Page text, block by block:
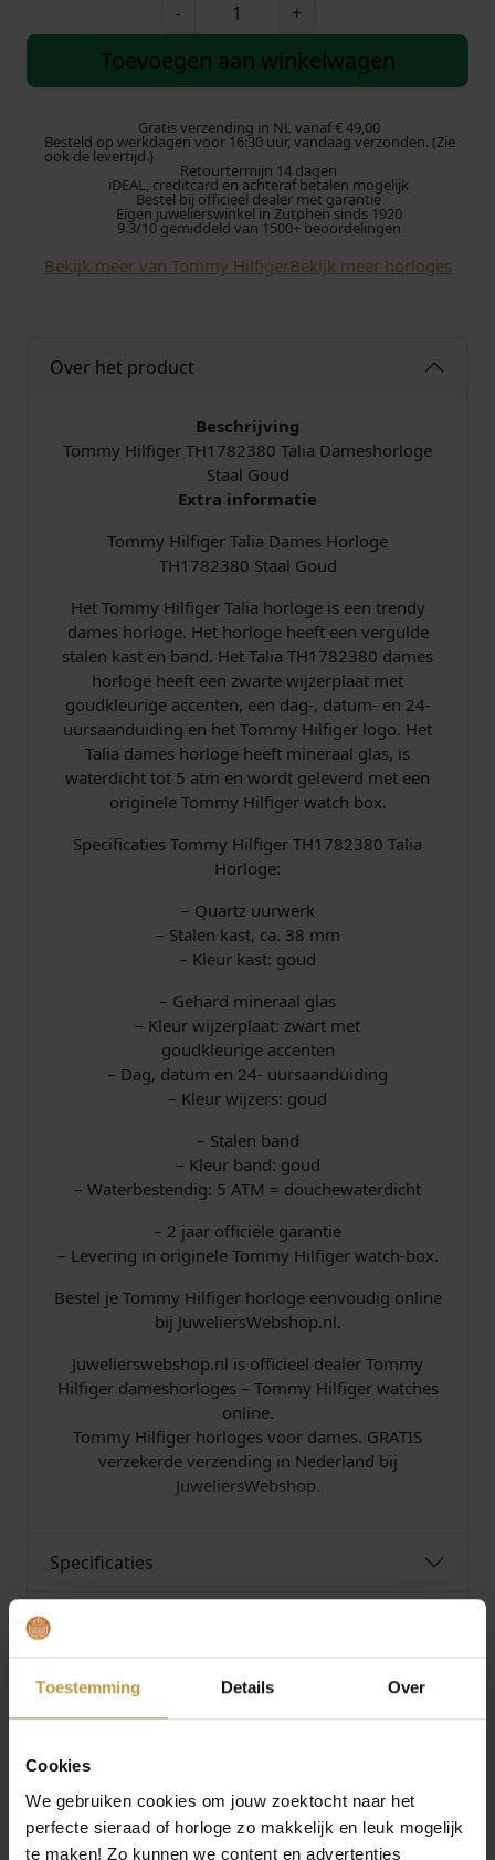
Toestemming Details Over
Cookies
We gebruiken cookies om jouw zoektocht naar het
perfecte sieraad of horloge zo makkelijk en leuk mogelijk
te maken! Zo kunnen we content en advertenties
s
p
r
o
n
k
i
j
k
e
p
r
i
j
s
w
a
s
:
€
1
9
9
,
0
0
.
d
i
g
e
p
r
i
:
€
1
5
8
,
-
m
H
i
f
i
e
r
e
1
7
2
3
8
0
T
a
l
i
a
o
t
a
l
+
Toevoegen aan winkelwagen
Gratis verzending in NL vanaf € 49,00
Besteld op werkdagen voor 16:30 uur, vandaag verzonden. (Zie
ook de levertijd.)
Retourtermijn 14 dagen
iDEAL, creditcard en achteraf betalen mogelijk
Bestel bij officieel dealer met garantie
Eigen juwelierswinkel in Zutphen sinds 1920
9.3/10 gemiddeld van 1500+ beoordelingen
Bekijk meer van Tommy HilfigerBekijk meer horloges
Over het product
Beschrijving
Tommy Hilfiger TH1782380 Talia Dameshorloge
Staal Goud
Extra informatie
Tommy Hilfiger Talia Dames Horloge
TH1782380 Staal Goud
Het Tommy Hilfiger Talia horloge is een trendy
dames horloge. Het horloge heeft een vergulde
stalen kast en band. Het Talia TH1782380 dames
horloge heeft een zwarte wijzerplaat met
goudkleurige accenten, een dag-, datum- en 24-
uursaanduiding en het Tommy Hilfiger logo. Het
Talia dames horloge heeft mineraal glas, is
waterdicht tot 5 atm en wordt geleverd met een
originele Tommy Hilfiger watch box.
Specificaties Tommy Hilfiger TH1782380 Talia
Horloge:
– Quartz uurwerk
– Stalen kast, ca. 38 mm
– Kleur kast: goud
– Gehard mineraal glas
– Kleur wijzerplaat: zwart met
goudkleurige accenten
– Dag, datum en 24- uursaanduiding
– Kleur wijzers: goud
– Stalen band
– Kleur band: goud
– Waterbestendig: 5 ATM = douchewaterdicht
– 2 jaar officiële garantie
– Levering in originele Tommy Hilfiger watch-box.
Bestel je Tommy Hilfiger horloge eenvoudig online
bij JuweliersWebshop.nl.
Juwelierswebshop.nl is officieel dealer Tommy
Hilfiger dameshorloges – Tommy Hilfiger watches
online.
Tommy Hilfiger horloges voor dames. GRATIS
verzekerde verzending in Nederland bij
JuweliersWebshop.
Specificaties
MEER VAN TOMMY HILFIGER
HORLOGES
€169,00 € 169,00